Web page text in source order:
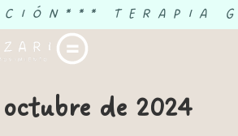
*** TERAPIA
de 2024